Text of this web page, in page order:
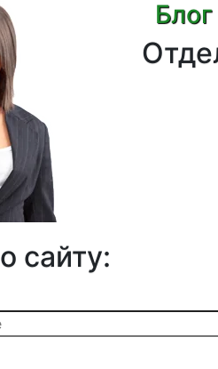
сайту: